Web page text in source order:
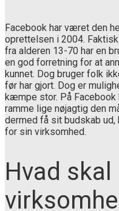
Facebook har været den
oprettelsen i 2004.
fra alderen 13-70 har en
en god forretning for at
kunnet. Dog bruger folk
før har gjort. Dog er
kæmpe stor. På Facebook
ramme lige nøjagtig den
dermed få sit budskab
for sin virksomhed.
Hvad